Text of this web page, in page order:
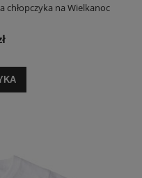
chłopczyka na Wielkanoc